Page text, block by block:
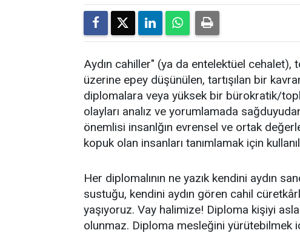
Aydın cahiller" (ya da entelektüel cehalet),
üzerine epey düşünülen, tartışılan bir
diplomalara veya yüksek bir bürokratik/
olayları analız ve yorumlamada
önemlisi insanlğın evrensel ve ortak
kopuk olan insanları tanımlamak için
Her diplomalının ne yazık kendini aydın
sustuğu, kendini aydın gören cahil
yaşıyoruz. Vay halimize! Diploma kişiyi
olunmaz. Diploma mesleğini yürütebilmek